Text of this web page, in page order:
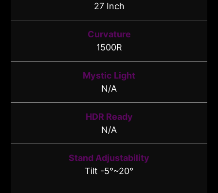
27 Inch
Curvature
1500R
Mystic Light
N/A
HDR Ready
N/A
Stand Adjustability
Tilt -5°~20°